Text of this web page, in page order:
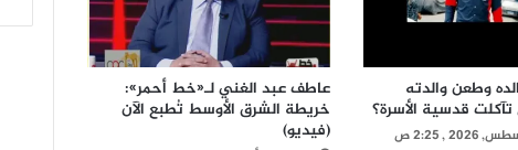
الأرصاد: اليوم الجمعة 2026/08/07 طقس
شديد الحرارة ورطوبة مرتفعة
بايرن ميونخ يواجه أستون فيلا ومنافسات
قوية بكأس الرابطة الإنجليزية اليوم
وطعن والدته
قدسية الأسرة؟
عاطف عبد الغني لـ«خط أحمر»:
خريطة الشرق الأوسط تُطبع الآن
(فيديو)